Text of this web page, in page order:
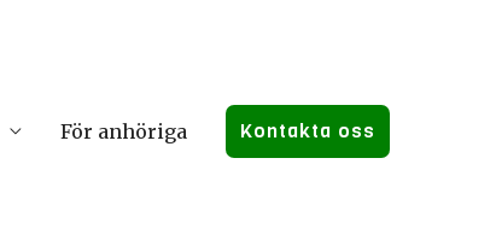
För anhöriga Kontakta oss